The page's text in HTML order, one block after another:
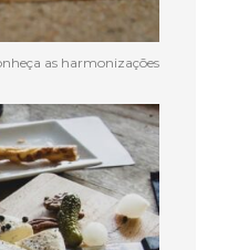
as harmonizações